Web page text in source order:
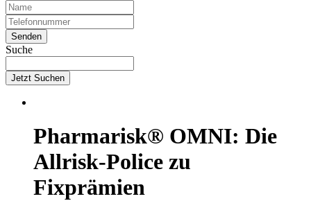
Suche
Jetzt Suchen
Pharmarisk® OMNI: Die
Allrisk-Police zu
Fixprämien